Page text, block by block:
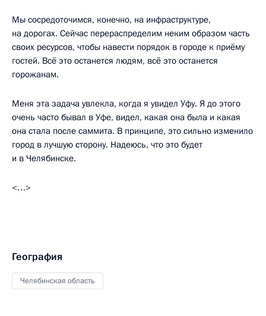
Мы сосредоточимся, конечно, на инфраструктуре,
на дорогах. Сейчас перераспределим неким образом часть
своих ресурсов, чтобы навести порядок в городе к приёму
гостей. Всё это останется людям, всё это останется
горожанам.
Меня эта задача увлекла, когда я увидел Уфу. Я до этого
очень часто бывал в Уфе, видел, какая она была и какая
она стала после саммита. В принципе, это сильно изменило
город в лучшую сторону. Надеюсь, что это будет
и в Челябинске.
<…>
География
Челябинская область